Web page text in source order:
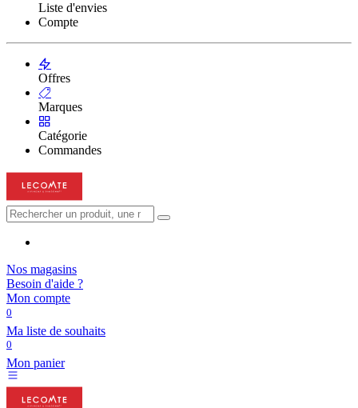
Liste d'envies
Compte
Offres
Marques
Catégorie
Commandes
Nos magasins
Besoin d'aide ?
Mon compte
0
Ma liste de souhaits
0
Mon panier